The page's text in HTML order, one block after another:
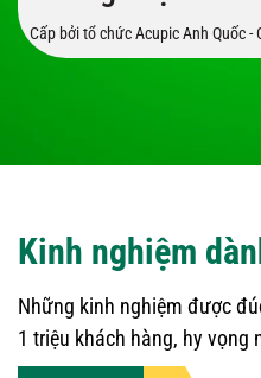
Cấp bởi tổ chức Acupic Anh Quốc -
Kinh nghiệm
Những kinh nghiệm được
1 triệu khách hàng, hy vọng